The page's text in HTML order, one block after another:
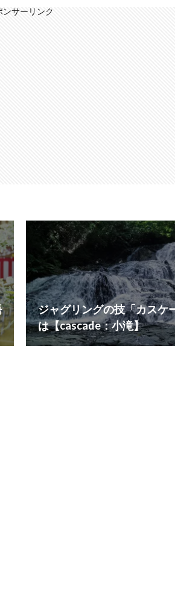
ンサーリンク
ジャグリングの技「カスケ
は【cascade：小滝】